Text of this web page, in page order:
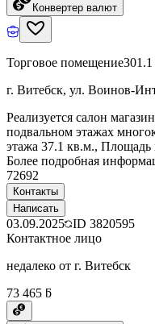
Конвертер валют
Торговое помещение301.1
г. Витебск, ул. Воинов-
Реализуется салон
подвальном этажах
этажа 37.1 кв.м.,
Более подробная
72692
Контакты
Написать
03.09.2025 ID 3820595
Контактное лицо
недалеко от г. Витебск
73 465 ƃ